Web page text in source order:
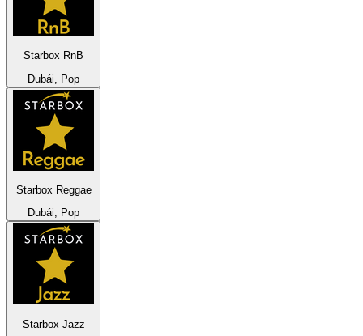
Starbox RnB
Dubái, Pop
Starbox Reggae
Dubái, Pop
Starbox Jazz